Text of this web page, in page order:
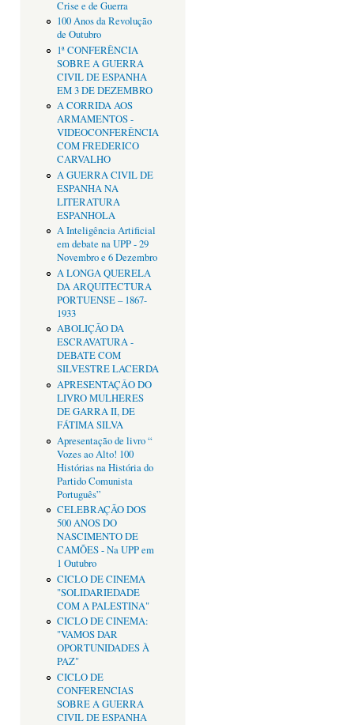
Crise e de Guerra
100 Anos da Revolução
de Outubro
1ª CONFERÊNCIA
SOBRE A GUERRA
CIVIL DE ESPANHA
EM 3 DE DEZEMBRO
A CORRIDA AOS
ARMAMENTOS -
VIDEOCONFERÊNCIA
COM FREDERICO
CARVALHO
A GUERRA CIVIL DE
ESPANHA NA
LITERATURA
ESPANHOLA
A Inteligência Artificial
em debate na UPP - 29
Novembro e 6 Dezembro
A LONGA QUERELA
DA ARQUITECTURA
PORTUENSE – 1867-
1933
ABOLIÇÃO DA
ESCRAVATURA -
DEBATE COM
SILVESTRE LACERDA
APRESENTAÇÂO DO
LIVRO MULHERES
DE GARRA II, DE
FÁTIMA SILVA
Apresentação de livro “
Vozes ao Alto! 100
Histórias na História do
Partido Comunista
Português”
CELEBRAÇÃO DOS
500 ANOS DO
NASCIMENTO DE
CAMÕES - Na UPP em
1 Outubro
CICLO DE CINEMA
"SOLIDARIEDADE
COM A PALESTINA"
CICLO DE CINEMA:
"VAMOS DAR
OPORTUNIDADES À
PAZ"
CICLO DE
CONFERENCIAS
SOBRE A GUERRA
CIVIL DE ESPANHA